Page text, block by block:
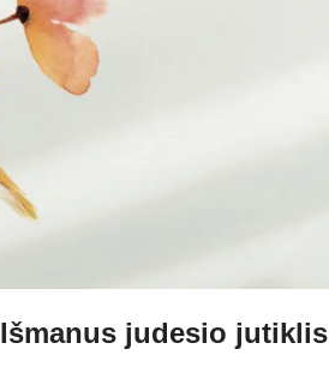
Išmanus judesio jutiklis